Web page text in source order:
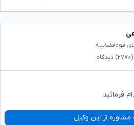
قوه‌قضاییه
(۲۷۷۰) دیدگاه
فرمائید
مشاوره از این وکیل